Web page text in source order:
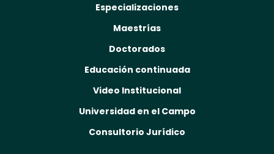
Especializaciones
Maestrías
Doctorados
Educación continuada
Video Institucional
Universidad en el Campo
Consultorio Jurídico